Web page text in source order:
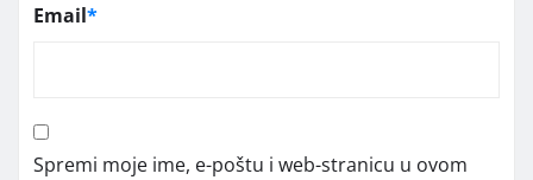
Email*
Spremi moje ime, e-poštu i web-stranicu u ovom